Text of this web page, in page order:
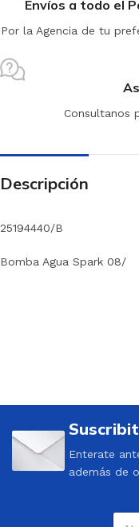
Envíos a todo el
Por la Agencia de tu
Consultanos
Descripción
25194440/B
Bomba Agua Spark 08/
Enterate
además de
N